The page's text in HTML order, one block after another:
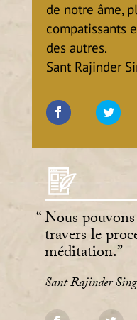
de notre âme,
compatissants
des autres.
Sant Rajinder
Nous
travers le
méditation.
Sant Rajinder